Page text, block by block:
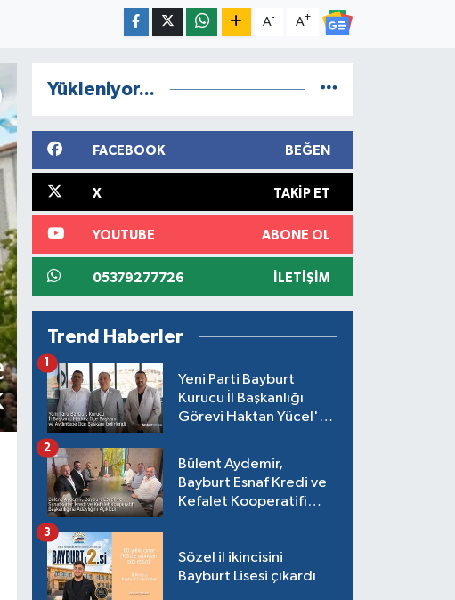
A- A+
Yükleniyor...
FACEBOOK BEĞEN
X TAKIP ET
YOUTUBE ABONE OL
05379277726 İLETIŞIM
Trend Haberler
Yeni Parti Bayburt
Kurucu İl Başkanlığı
Görevi Haktan Yücel'e
Bülent Aydemir,
Bayburt Esnaf Kredi ve
Kefalet Kooperatifi
2
Sözel il ikincisini
Bayburt Lisesi çıkardı
3